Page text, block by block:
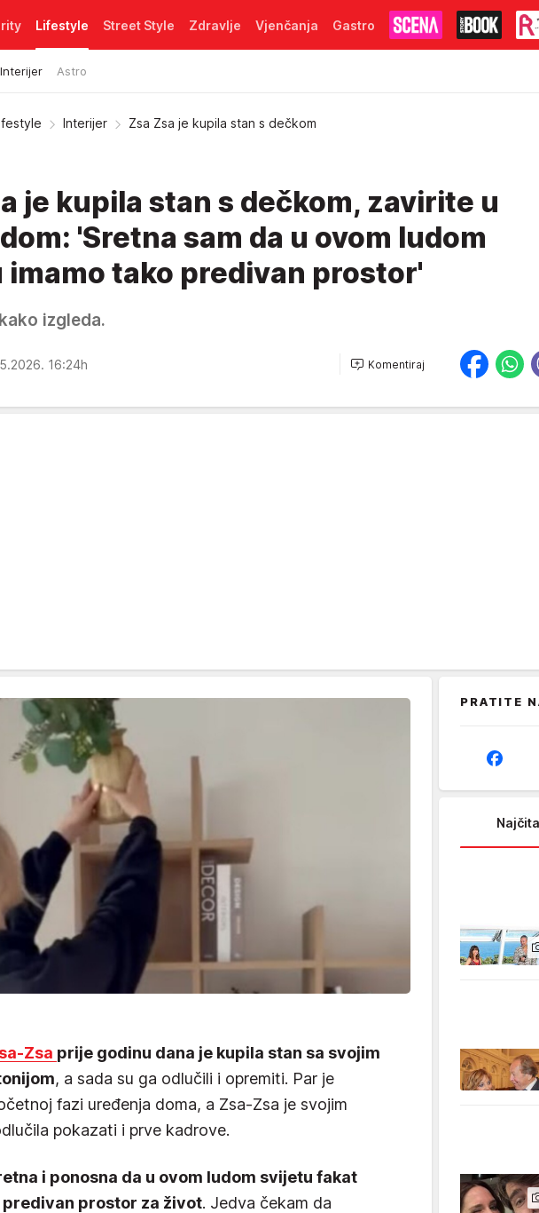
Lifestyle
Interijer Astro
Street Style Zdravlje Vjenčanja Gastro
Interijer Zsa Zsa je kupila stan s dečkom
je kupila stan s dečkom, zavirite u
'Sretna sam da u ovom ludom
tako predivan prostor'
izgleda.
16:24h Komentiraj
Zsa prije godinu dana je kupila stan sa svojim
, a sada su ga odlučili i opremiti. Par je
fazi uređenja doma, a Zsa-Zsa je svojim
pokazati i prve kadrove.
i ponosna da u ovom ludom svijetu fakat
predivan prostor za život. Jedva čekam da
PRATITE